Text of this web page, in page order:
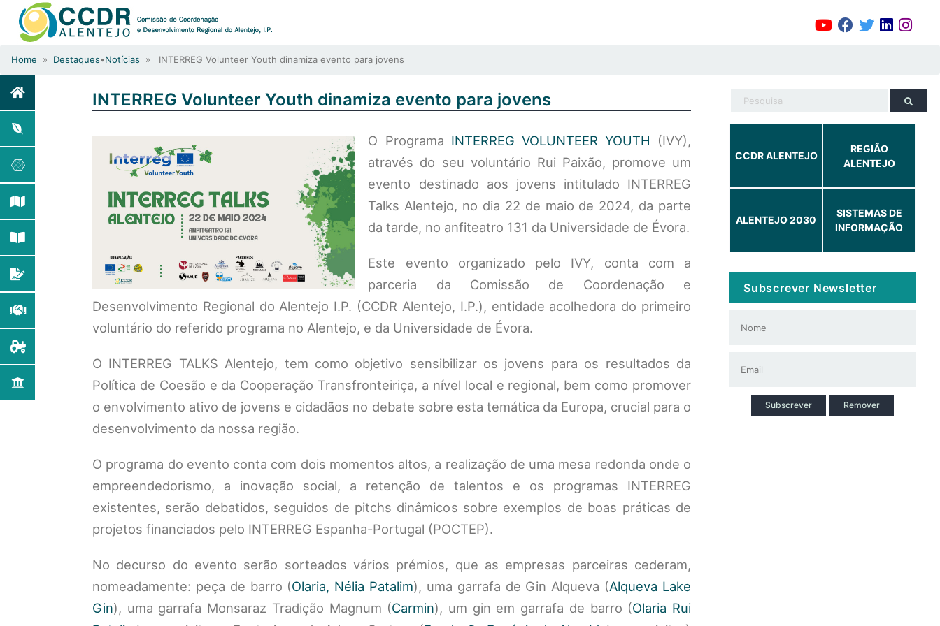
Home » Destaques•Notícias » INTERREG Volunteer Youth dinamiza evento para jovens
INTERREG Volunteer Youth dinamiza evento para jovens
O Programa INTERREG VOLUNTEER YOUTH (IVY),
através do seu voluntário Rui Paixão, promove um
evento destinado aos jovens intitulado INTERREG
Talks Alentejo, no dia 22 de maio de 2024, da parte
da tarde, no anfiteatro 131 da Universidade de Évora.
Este evento organizado pelo IVY, conta com a
parceria da Comissão de Coordenação e
Desenvolvimento Regional do Alentejo I.P. (CCDR Alentejo, I.P.), entidade acolhedora do primeiro
voluntário do referido programa no Alentejo, e da Universidade de Évora.
O INTERREG TALKS Alentejo, tem como objetivo sensibilizar os jovens para os resultados da
Política de Coesão e da Cooperação Transfronteiriça, a nível local e regional, bem como promover
o envolvimento ativo de jovens e cidadãos no debate sobre esta temática da Europa, crucial para o
desenvolvimento da nossa região.
O programa do evento conta com dois momentos altos, a realização de uma mesa redonda onde o
empreendedorismo, a inovação social, a retenção de talentos e os programas INTERREG
existentes, serão debatidos, seguidos de pitchs dinâmicos sobre exemplos de boas práticas de
projetos financiados pelo INTERREG Espanha-Portugal (POCTEP).
No decurso do evento serão sorteados vários prémios, que as empresas parceiras cederam,
nomeadamente: peça de barro (Olaria, Nélia Patalim), uma garrafa de Gin Alqueva (Alqueva Lake
Gin), uma garrafa Monsaraz Tradição Magnum (Carmin), um gin em garrafa de barro (Olaria Rui
CCDR ALENTEJO
REGIÃO
ALENTEJO
ALENTEJO 2030
SISTEMAS DE
INFORMAÇÃO
Subscrever Newsletter
Subscrever Remover